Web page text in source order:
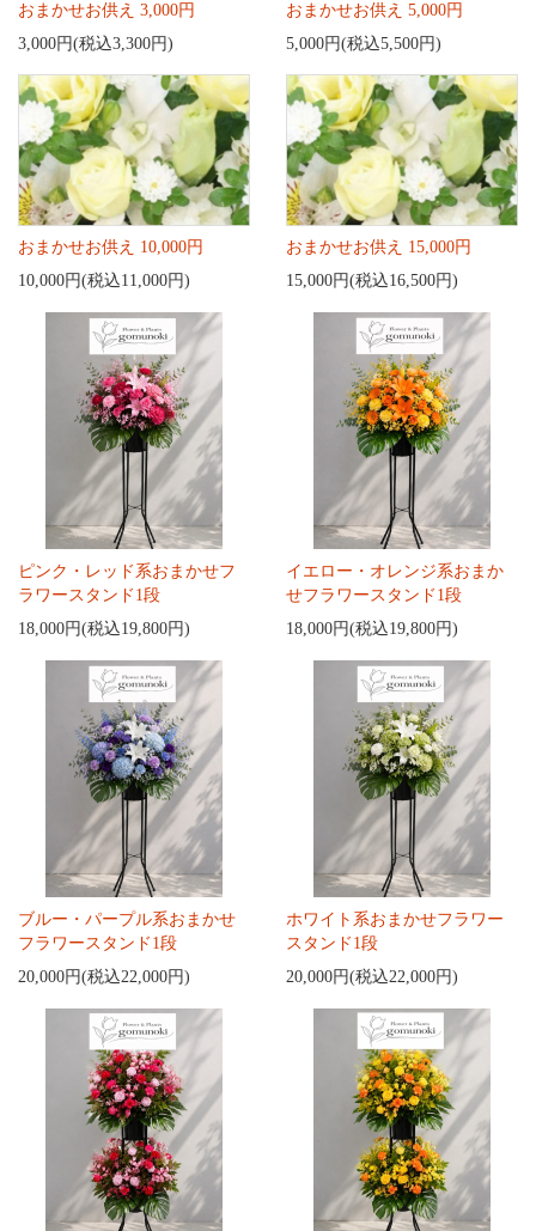
おまかせお供え 3,000円
3,000円(税込3,300円)
おまかせお供え 5,000円
5,000円(税込5,500円)
おまかせお供え 10,000円
10,000円(税込11,000円)
おまかせお供え 15,000円
15,000円(税込16,500円)
ピンク・レッド系おまかせフ
ラワースタンド1段
18,000円(税込19,800円)
イエロー・オレンジ系おまか
せフラワースタンド1段
18,000円(税込19,800円)
ブルー・パープル系おまかせ
フラワースタンド1段
20,000円(税込22,000円)
ホワイト系おまかせフラワー
スタンド1段
20,000円(税込22,000円)